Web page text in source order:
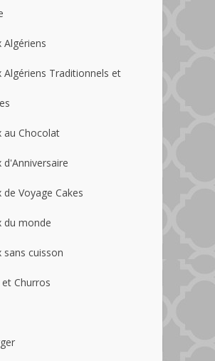
Algériens
Algériens Traditionnels et
au Chocolat
d'Anniversaire
de Voyage Cakes
du monde
sans cuisson
Churros